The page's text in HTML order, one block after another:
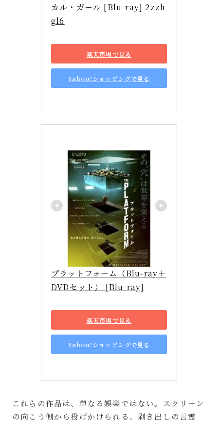
カル・ガール [Blu-ray] 2zzh
gl6
楽天市場で見る
Yahoo!ショッピングで見る
プラットフォーム（Blu-ray＋
DVDセット） [Blu-ray]
楽天市場で見る
Yahoo!ショッピングで見る
これらの作品は、単なる娯楽ではない。スクリーン
の向こう側から投げかけられる、剥き出しの言霊